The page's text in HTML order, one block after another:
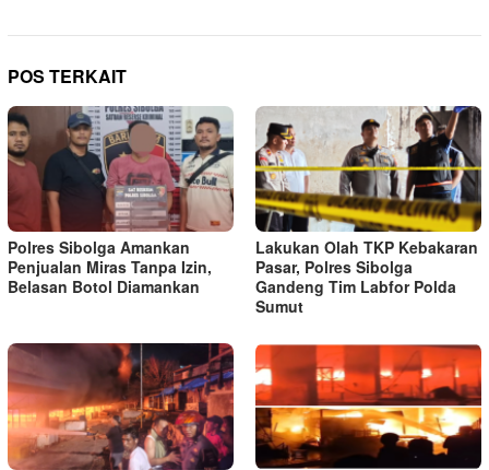
POS TERKAIT
Polres Sibolga Amankan
Penjualan Miras Tanpa Izin,
Belasan Botol Diamankan
Lakukan Olah TKP Kebakaran
Pasar, Polres Sibolga
Gandeng Tim Labfor Polda
Sumut